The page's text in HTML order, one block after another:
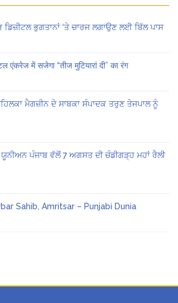
ਭੁਗਤਾਨਾਂ ‘ਤੇ ਚਾਰਜ ਲਗਾਉਣ ਲਈ ਬਿੱਲ ਪਾਸ
एंकरेज में सजेगा “तीज मुटियारां दी” का रंग
ਮੈਗਜ਼ੀਨ ਦੇ ਸਾਬਕਾ ਸੰਪਾਦਕ ਤਰੁਣ ਤੇਜਪਾਲ ਨੂੰ
ਪੰਜਾਬ ਵੱਲੋਂ 7 ਅਗਸਤ ਦੀ ਚੰਡੀਗੜ੍ਹ ਮਹਾਂ ਰੈਲੀ
Sahib, Amritsar – Punjabi Dunia